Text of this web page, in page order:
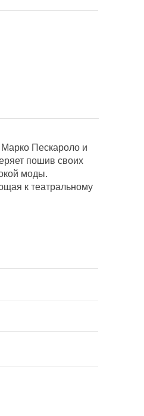
Марко Пескароло и
пошив своих
моды.
к театральному